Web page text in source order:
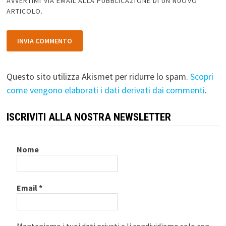
ARTICOLO.
Questo sito utilizza Akismet per ridurre lo spam. Scopri
come vengono elaborati i dati derivati dai commenti.
ISCRIVITI ALLA NOSTRA NEWSLETTER
Nome
Email*